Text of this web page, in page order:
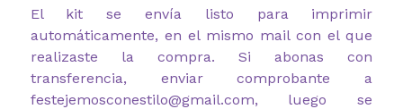
El kit se envía listo para imprimir
automáticamente, en el mismo mail con el que
realizaste la compra. Si abonas con
transferencia, enviar comprobante a
festejemosconestilo@gmail.com, luego se